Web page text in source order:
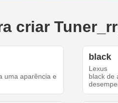
criar
uma aparência e
black
Lexus
black de